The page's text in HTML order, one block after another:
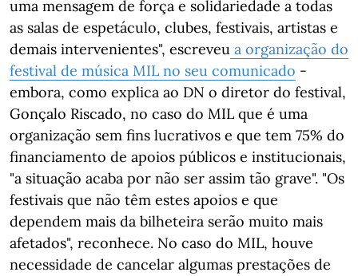
uma mensagem de força e solidariedade a todas
as salas de espetáculo, clubes, festivais, artistas e
demais intervenientes", escreveu a organização do
festival de música MIL no seu comunicado -
embora, como explica ao DN o diretor do festival,
Gonçalo Riscado, no caso do MIL que é uma
organização sem fins lucrativos e que tem 75% do
financiamento de apoios públicos e institucionais,
"a situação acaba por não ser assim tão grave". "Os
festivais que não têm estes apoios e que
dependem mais da bilheteira serão muito mais
afetados", reconhece. No caso do MIL, houve
necessidade de cancelar algumas prestações de